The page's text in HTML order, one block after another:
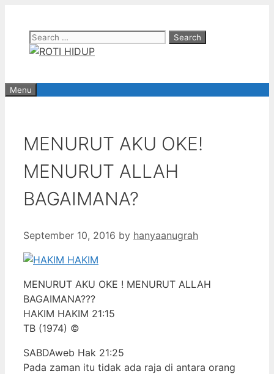
contentSearch
for:
Menu
MENURUT AKU OKE!
MENURUT ALLAH
BAGAIMANA?
September 10, 2016 by hanyaanugrah
MENURUT AKU OKE ! MENURUT ALLAH
BAGAIMANA???
HAKIM HAKIM 21:15
TB (1974) ©
SABDAweb Hak 21:25
Pada zaman itu tidak ada raja di antara orang